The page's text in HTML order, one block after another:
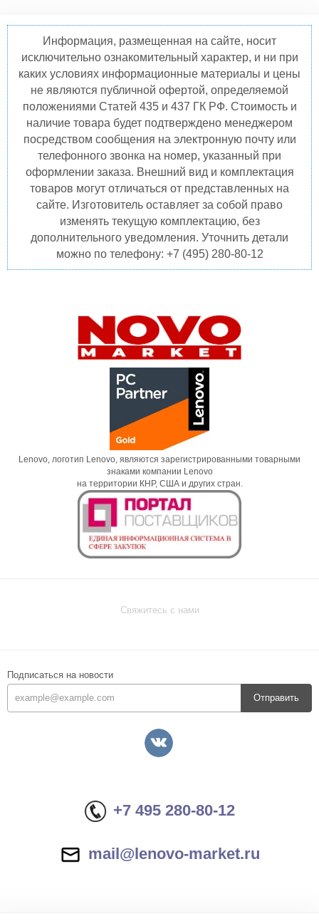
Информация, размещенная на сайте, носит
исключительно ознакомительный характер, и ни при
каких условиях информационные материалы и цены
не являются публичной офертой, определяемой
положениями Статей 435 и 437 ГК РФ. Стоимость и
наличие товара будет подтверждено менеджером
посредством сообщения на электронную почту или
телефонного звонка на номер, указанный при
оформлении заказа. Внешний вид и комплектация
товаров могут отличаться от представленных на
сайте. Изготовитель оставляет за собой право
изменять текущую комплектацию, без
дополнительного уведомления. Уточнить детали
можно по телефону: +7 (495) 280-80-12
Lenovo, логотип Lenovo, являются зарегистрированными товарными
знаками компании Lenovo
на территории КНР, США и других стран.
Свяжитесь с нами
Подписаться на новости
Отправить
+7 495 280-80-12
mail@lenovo-market.ru